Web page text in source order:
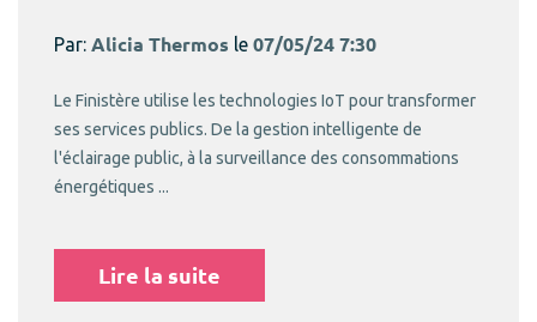
Par: Alicia Thermos le 07/05/24 7:30
Le Finistère utilise les technologies IoT pour transformer
ses services publics. De la gestion intelligente de
l'éclairage public, à la surveillance des consommations
énergétiques ...
Lire la suite